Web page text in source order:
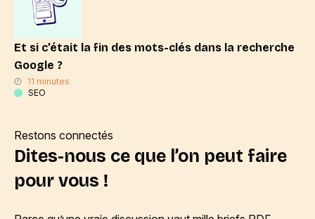
Et si c’était la fin des mots-clés dans la recherche
Google ?
11 minutes
SEO
Restons connectés
Dites-nous ce que l’on peut faire
pour vous !